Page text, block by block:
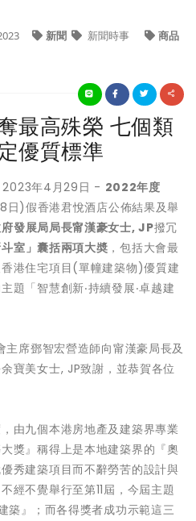
新聞 新聞時事 商品
最高殊榮 七個類
優質標準
年4月29日 - 2022年度
)假香港君悅酒店公佈結果及舉
發展局局長甯漢豪女士, JP撥冗
斗室」囊括兩項大奬 ，包括大會最
港住宅項目(單幢建築物)優質建
題「智慧創新‧持續發展‧卓越建
席鄧智宏營造師向甯漢豪局長及
寶美女士, JP致謝，並恭賀各位
由九個本港房地產及建築界專業
獎』稱得上是本地建築界的『奧
秀建築項目而不辭勞苦的設計與
經不覺舉行至第11屆，今屆主題
築』；而各得獎者成功示範這三